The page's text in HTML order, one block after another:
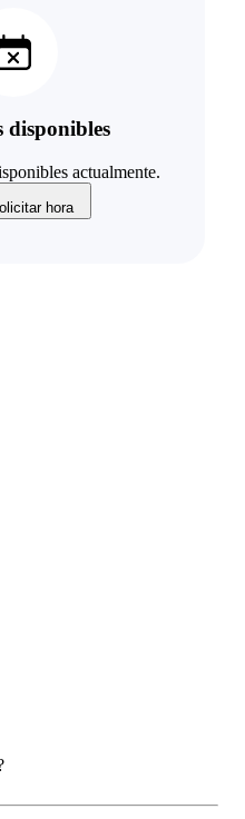
disponibles
actualmente.
hora